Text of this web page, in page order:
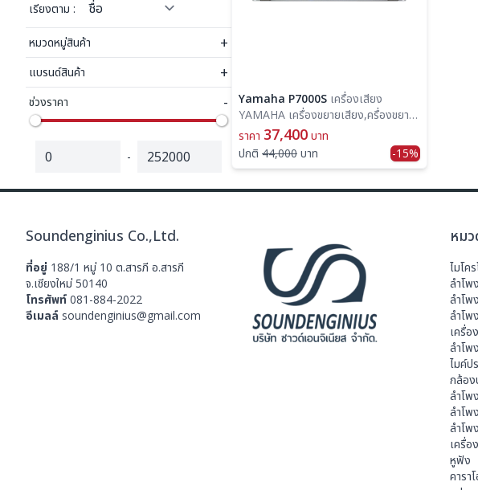
เรียงตาม :
หมวดหมู่สินค้า +
แบรนด์สินค้า +
ช่วงราคา -
-
Yamaha P7000S
YAMAHA เครื่องขยายเสียง,ครื่องขยาย
เสียง 2 x 700W @ 8 ohms, 2 x
950W @ 4 ohms, and 1,900W @ 8
ohms bridged เพาเวอร์แอมป์, power
เสียง ยามาฮา
ราคา 37,400 บาท
ปกติ 44,000 บาท -15%
Soundenginius Co.,Ltd.
ที่อยู่ 188/1 หมู่ 10 ต.สารภี อ.สารภี
จ.เชียงใหม่ 50140
โทรศัพท์ 081-884-2022
อีเมลล์ soundenginius@gmail.com
หม
ไมโค
ลําโพ
ลำโพ
ลำโพ
เครื่อ
ลำโพ
ไมค์ป
กล้อง
ลำโพ
ลำโพง
ลำโพ
เครื่อ
หูฟัง
คารา